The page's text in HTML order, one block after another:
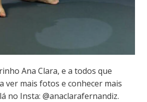
Ana Clara, e a todos que
ver mais fotos e conhecer mais
no Insta: @anaclarafernandiz.